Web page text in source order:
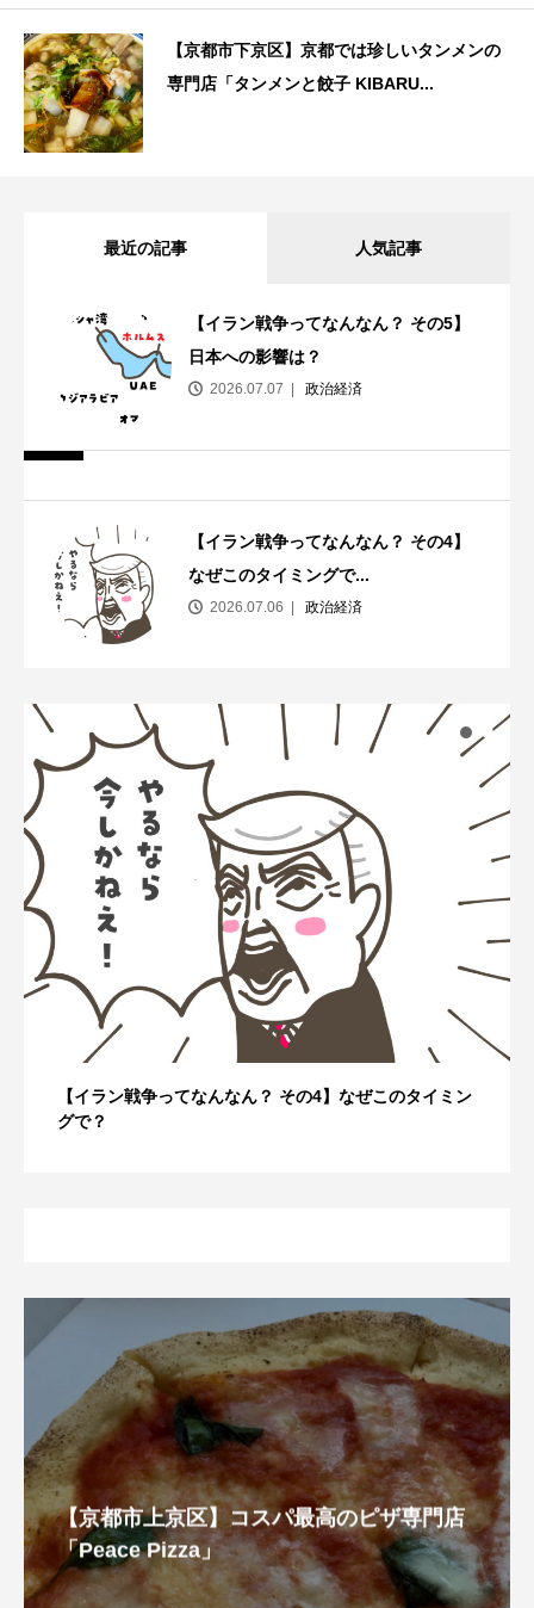
【京都市下京区】京都では珍しいタンメンの
専門店「タンメンと餃子 KIBARU...
最近の記事 人気記事
【イラン戦争ってなんなん？ その5】
日本への影響は？
2026.07.07 政治経済
【イラン戦争ってなんなん？ その4】
なぜこのタイミングで...
2026.07.06 政治経済
【イラン戦争ってなんなん？ その4】なぜこのタイミン
グで？
【京都市上京区】コスパ最高のピザ専門店
「Peace Pizza」